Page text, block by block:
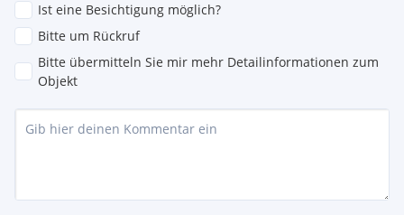
Ist eine Besichtigung möglich?
Bitte um Rückruf
Bitte übermitteln Sie mir mehr Detailinformationen zum
Objekt